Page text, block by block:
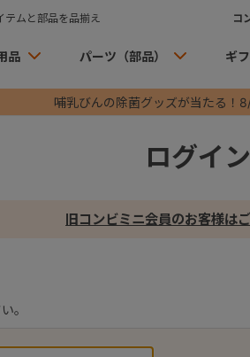
ムと部品を品揃え コ
品 パーツ（部品） ギ
哺乳びんの除菌グッズが当たる！
ログイン
旧コンビミニ会員のお客様は
。